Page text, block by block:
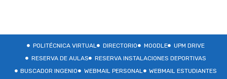
POLITÉCNICA VIRTUAL DIRECTORIO MOODLE
UPM DRIVE
RESERVA DE AULAS
RESERVA INSTALACIONES DEPORTIVAS
BUSCADOR INGENIO
WEBMAIL PERSONAL WEBMAIL ESTUDIANTES